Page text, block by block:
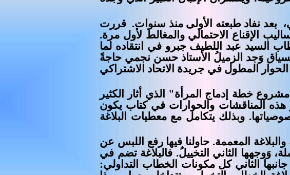
بعد نفاد طبعته الأولى منذ سنوات. قررت
الإقناع الاحتمالي والمغالط لأول مرة.
السيد عبد اللطيف جبرو في انتقاده لما
(جريدة النشرة 1999). وفي ذلك السياق وَجد الزميلُ الأستاذ حسن نجمي حاجةً
المطول في جريدة الاتحاد الاشتراكي
خطة إدماج المرأة" الذي أثار الكثير
هذه المناقشات والحوارات في كتاب يكون
وبذلك يتكامل مع معطيات البلاغة
بعنوان: البلاغة العامة والبلاغة المعممة. حاولنا فيها رفع اللبس عن
وَوجهها الثاني التخييلُ. فالبلاغة تضم في
الثاني كل مكونات الخطاب التداولي: